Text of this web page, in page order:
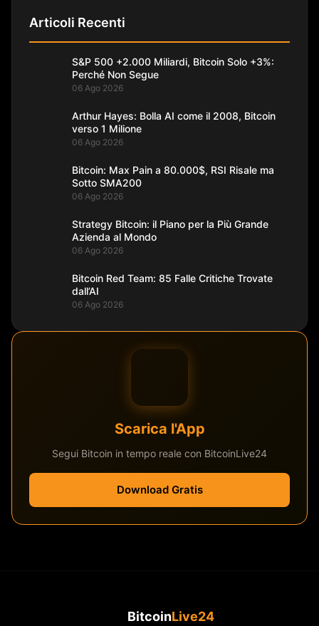
Articoli Recenti
S&P 500 +2.000 Miliardi, Bitcoin Solo +3%:
Perché Non Segue
06 Ago 2026
Arthur Hayes: Bolla AI come il 2008, Bitcoin
verso 1 Milione
06 Ago 2026
Bitcoin: Max Pain a 80.000$, RSI Risale ma
Sotto SMA200
06 Ago 2026
Strategy Bitcoin: il Piano per la Più Grande
Azienda al Mondo
06 Ago 2026
Bitcoin Red Team: 85 Falle Critiche Trovate
dall’AI
06 Ago 2026
Scarica l'App
Segui Bitcoin in tempo reale con BitcoinLive24
Download Gratis
BitcoinLive24